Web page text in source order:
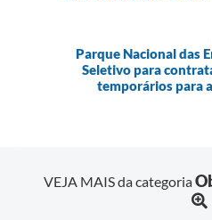
Parque Nacional das
Seletivo para
temporários para
VEJA MAIS da categoria